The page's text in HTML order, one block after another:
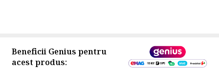
Beneficii Genius pentru
acest produs: